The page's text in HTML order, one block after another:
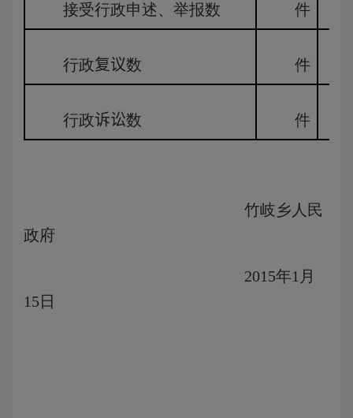
接受行政申述、举报数 件
行政复议数 件
行政诉讼数 件
竹岐乡人民
政府
2015年1月
15 日